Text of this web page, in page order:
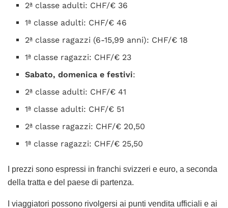
2ª classe adulti: CHF/€ 36
1ª classe adulti: CHF/€ 46
2ª classe ragazzi (6-15,99 anni): CHF/€ 18
1ª classe ragazzi: CHF/€ 23
Sabato, domenica e festivi:
2ª classe adulti: CHF/€ 41
1ª classe adulti: CHF/€ 51
2ª classe ragazzi: CHF/€ 20,50
1ª classe ragazzi: CHF/€ 25,50
I prezzi sono espressi in franchi svizzeri e euro, a seconda
della tratta e del paese di partenza.
I viaggiatori possono rivolgersi ai punti vendita ufficiali e ai